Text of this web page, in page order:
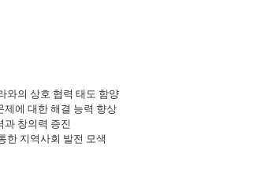
와의 상호 협력 태도 함양
제에 대한 해결 능력 향상
과 창의력 증진
한 지역사회 발전 모색